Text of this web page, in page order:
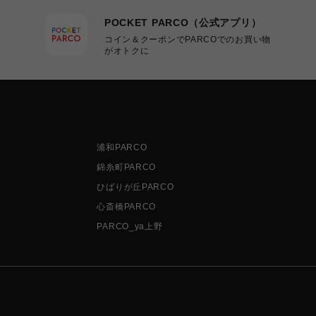
POCKET PARCO（公式アプリ）
コイン＆クーポンでPARCOでのお買い物
がオトクに
浦和PARCO
錦糸町PARCO
ひばりが丘PARCO
心斎橋PARCO
PARCO_ya上野